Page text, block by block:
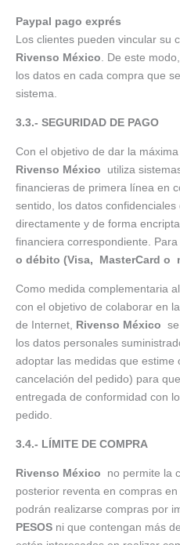
Paypal pago exprés
Los clientes pueden vincular su
Rivenso México. De este
los datos en cada compra que
sistema.
3.3.- SEGURIDAD DE PAGO
Con el objetivo de dar la
Rivenso México utiliza
financieras de primera línea en
sentido, los datos
directamente y de forma
financiera correspondiente.
o débito (Visa, MasterCard o
Como medida complementaria
con el objetivo de colaborar en
de Internet, Rivenso México
los datos personales
adoptar las medidas que estime
cancelación del pedido) para
entregada de conformidad con
pedido.
3.4.- LÍMITE DE COMPRA
Rivenso México no permite la
posterior reventa en compras
podrán realizarse compras por
PESOS ni que contengan más